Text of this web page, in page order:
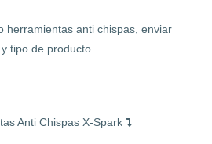
herramientas anti chispas, enviar
tipo de producto.
Anti Chispas X-Spark